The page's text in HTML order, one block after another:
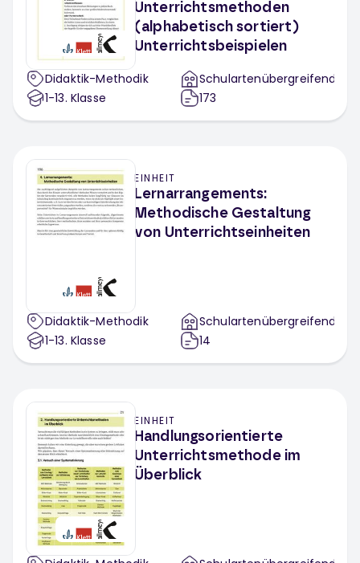
Unterrichtsmethoden
(alphabetisch sortiert)
Unterrichtsbeispielen
Didaktik-Methodik
1-13. Klasse
Schulartenübergreifend
173
EINHEIT
Lernarrangements:
Methodische Gestaltung
von Unterrichtseinheiten
Didaktik-Methodik
1-13. Klasse
Schulartenübergreifend
14
EINHEIT
Handlungsorientierte
Unterrichtsmethode im
Überblick